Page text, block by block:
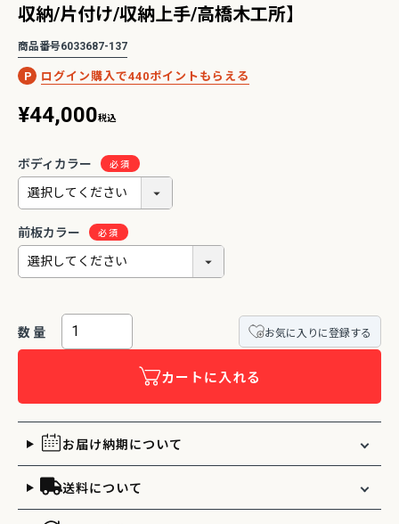
収納/片付け/収納上手/高橋木工所】
商品番号6033687-137
440
¥44,000税込
ボディカラー
前板カラー
お気に入りに登録する
カートに入れる
お届け納期について
送料について